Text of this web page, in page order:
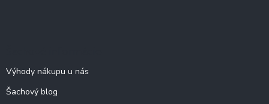
Výhody nákupu u nás
Šachový blog